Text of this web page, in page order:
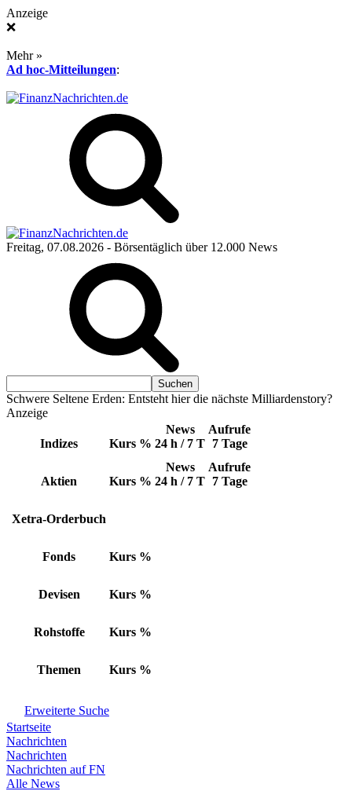
Anzeige
❌
Mehr »
Ad hoc-Mitteilungen:
Freitag, 07.08.2026 - Börsentäglich über 12.000 News
Schwere Seltene Erden: Entsteht hier die nächste Milliardenstory?
Anzeige
Indizes Kurs %
News
24 h / 7 T
Aufrufe
7 Tage
Aktien Kurs %
News
24 h / 7 T
Aufrufe
7 Tage
Xetra-Orderbuch
Fonds Kurs %
Devisen Kurs %
Rohstoffe Kurs %
Themen Kurs %
Erweiterte Suche
Startseite
Nachrichten
Nachrichten
Nachrichten auf FN
Alle News